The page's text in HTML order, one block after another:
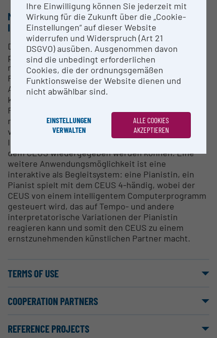
METHODS & EXPERTISE FOR RESEARCH
INFRASTRUCTURE
Der CEUS Computerflügel wird einerseits als
präzises Messinstrument für den Anschlag und die
musikalische Interpretation von Pianistinnen und
Pianisten eingesetzt und andererseits als
Abspielgerät von vor-aufgezeichneten und
künstlichen Interpretationen. Die aufgezeichneten
Performance-Daten werden mit quantitativen und
maschinellen Lern-Methoden analysiert, die
verwendet werden, um künstliche neue
Interpretationen zu generieren, die wiederum auf
dem CEUS wiedergegeben werden können. Eine
weitere Anwendungsmöglichkeit ist eine
interaktive als Begleitsystem: eine Pianistin, ein
Pianist spielt mit dem CEUS 4-händig, wobei der
CEUS von einem intelligentem Computerprogramm
gesteuert wird, das auf Tempo- und andere
interpretatorische Variationen der Pianistin
reagieren kann und somit den CEUS zu einem
ernstzunehmenden künstlichen Partner macht.
TERMS OF USE
COOPERATION PARTNERS
REFERENCE PROJECTS
Ihre Einwilligung können Sie jederzeit mit
Wirkung für die Zukunft über die „Cookie-
Einstellungen“ auf dieser Website
widerrufen und Widerspruch (Art 21
DSGVO) ausüben. Ausgenommen davon
sind die unbedingt erforderlichen
Cookies, die der ordnungsgemäßen
Funktionsweise der Website dienen und
nicht abwählbar sind.
EINSTELLUNGEN
VERWALTEN
ALLE COOKIES
AKZEPTIEREN